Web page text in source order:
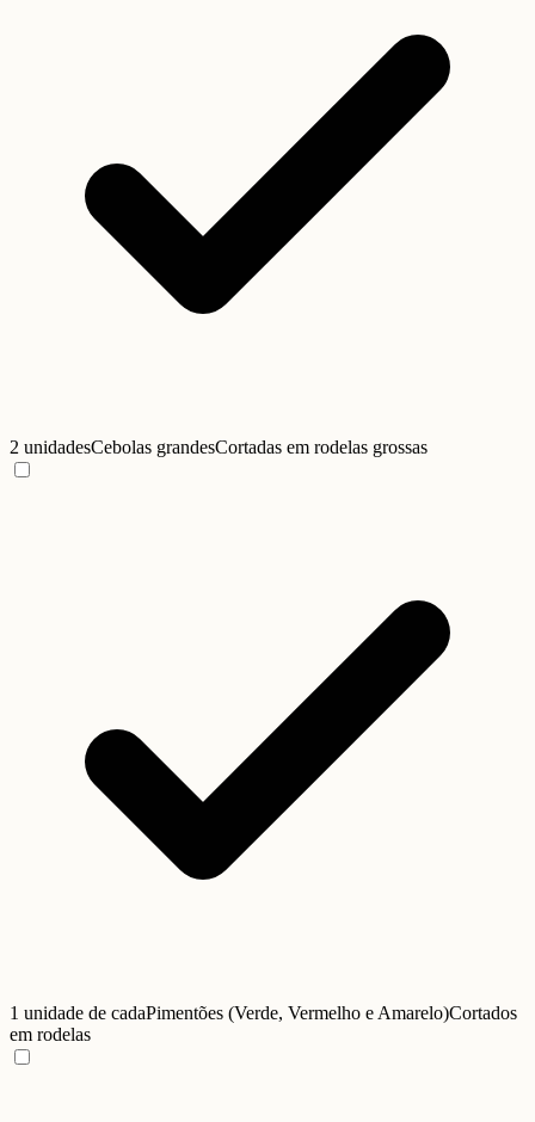
2 unidadesCebolas grandesCortadas em rodelas grossas
1 unidade de cadaPimentões (Verde, Vermelho e Amarelo)Cortados
em rodelas